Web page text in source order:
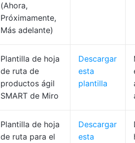
(Ahora,
Próximamente,
Más adelante)
Plantilla de hoja
de ruta de
productos ágil
SMART de Miro
Descargar
esta
plantilla
Plantilla de hoja
de ruta para el
Descargar
esta